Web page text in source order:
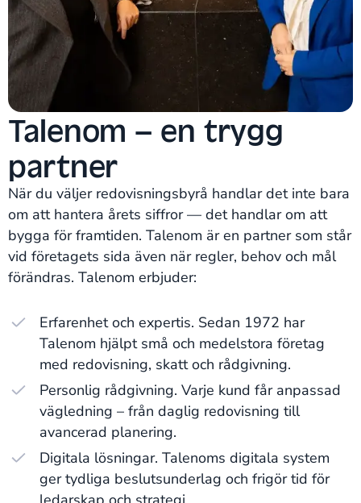
Talenom – en trygg
partner
När du väljer redovisningsbyrå handlar det inte bara
om att hantera årets siffror — det handlar om att
bygga för framtiden. Talenom är en partner som står
vid företagets sida även när regler, behov och mål
förändras. Talenom erbjuder:
Erfarenhet och expertis. Sedan 1972 har
Talenom hjälpt små och medelstora företag
med redovisning, skatt och rådgivning.
Personlig rådgivning. Varje kund får anpassad
vägledning – från daglig redovisning till
avancerad planering.
Digitala lösningar. Talenoms digitala system
ger tydliga beslutsunderlag och frigör tid för